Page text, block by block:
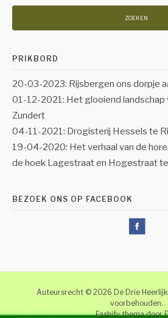
PRIKBORD
20-03-2023: Rijsbergen ons dorpje
01-12-2021: Het glooiend landschap
Zundert
04-11-2021: Drogisterij Hessels te
19-04-2020: Het verhaal van de
de hoek Lagestraat en Hogestraat
BEZOEK ONS OP FACEBOOK
Auteursrecht © 2026 De Drie
voorbehouden.
Fashify thema door